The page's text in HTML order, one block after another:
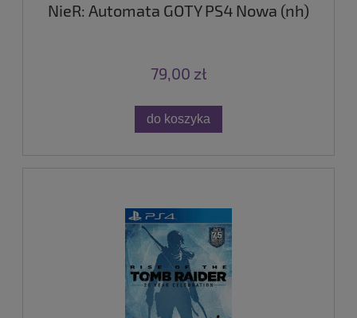
NieR: Automata GOTY PS4 Nowa (nh)
79,00 zł
do koszyka